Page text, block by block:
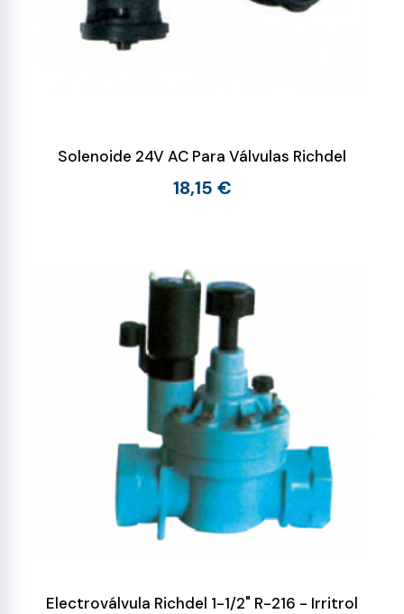
Solenoide 24V AC Para Válvulas Richdel
18,15 €
Electroválvula Richdel 1-1/2" R-216 - Irritrol